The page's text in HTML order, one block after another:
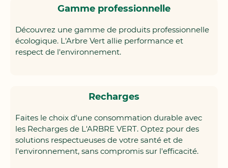
Gamme professionnelle
Découvrez une gamme de produits professionnelle
écologique. L'Arbre Vert allie performance et
respect de l'environnement.
Recharges
Faites le choix d'une consommation durable avec
les Recharges de L'ARBRE VERT. Optez pour des
solutions respectueuses de votre santé et de
l'environnement, sans compromis sur l'efficacité.